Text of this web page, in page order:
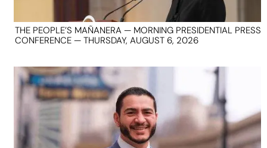
THE PEOPLE’S MAÑANERA — MORNING PRESIDENTIAL PRESS
CONFERENCE — THURSDAY, AUGUST 6, 2026